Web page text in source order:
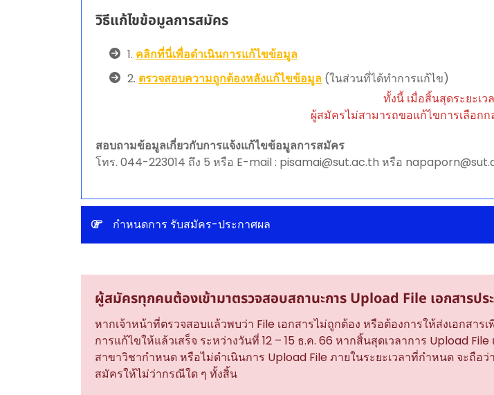
วิธีแก้ไขข้อมูลการสมัคร
1. คลิกที่นี่เพื่อดำเนินการแก้ไขข้อมูล
2. ตรวจสอบความถูกต้องหลังแก้ไขข้อมูล (ในส่วนที่ได้ทำการแก้ไข)
ทั้งนี้ เมื่อสิ้นสุดระยะเว
ผู้สมัครไม่สามารถขอแก้ไขการเลือก
สอบถามข้อมูลเกี่ยวกับการแจ้งแก้ไขข้อมูลการสมัคร
โทร. 044-223014 ถึง 5 หรือ E-mail : pisamai@sut.ac.th หรือ
กำหนดการ รับสมัคร-ประกาศผล
ผู้สมัครทุกคนต้องเข้ามาตรวจสอบสถานะการ Upload File เอกสารปร
หากเจ้าหน้าที่ตรวจสอบแล้วพบว่า File เอกสารไม่ถูกต้อง หรือต้องการให้ส่งเอกสา
การแก้ไขให้แล้วเสร็จ ระหว่างวันที่ 12 – 15 ธ.ค. 66 หากสิ้นสุดเวลาการ Upload
สาขาวิชากำหนด หรือไม่ดำเนินการ Upload File ภายในระยะเวลาที่กำหนด จะถื
สมัครให้ไม่ว่ากรณีใด ๆ ทั้งสิ้น